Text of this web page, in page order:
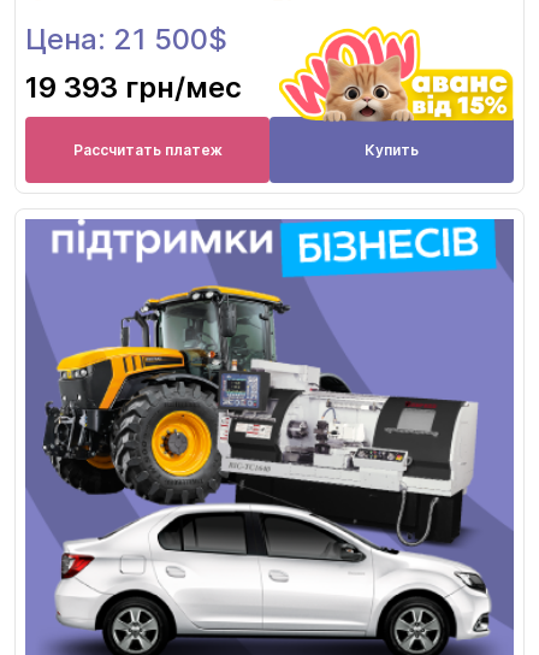
Цена: 21 500$
19 393 грн/мес
Рассчитать платеж Купить